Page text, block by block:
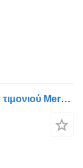
Τράκτορας Mercedes-Benz για κολώνα τιμονιού Mercedes-Benz Atego A9674600600